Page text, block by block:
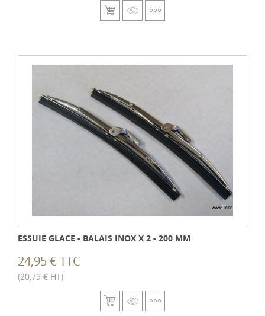
ESSUIE GLACE - BALAIS INOX X 2 - 200 MM
24,95 € TTC
(20,79 € HT)